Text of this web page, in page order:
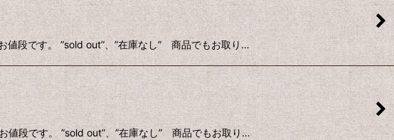
段です。 ”sold out”、”在庫なし” 商品でもお取り…
段です。 ”sold out”、”在庫なし” 商品でもお取り…